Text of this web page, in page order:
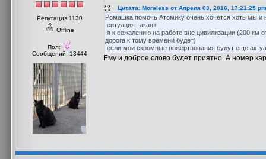
Репутация 1130
Offline
Пол:
Сообщений: 13444
Цитата: Moraless от Апреля 03, 2016, 17:21:25 pm
Ромашка помочь Атомику очень хочется хоть мы и
ситуация такая+
я к сожалению на работе вне цивилизации (200 км
дорога к тому времени будет)
если мои скромные пожертвования будут еще
Ему и доброе слово будет приятно. А номер